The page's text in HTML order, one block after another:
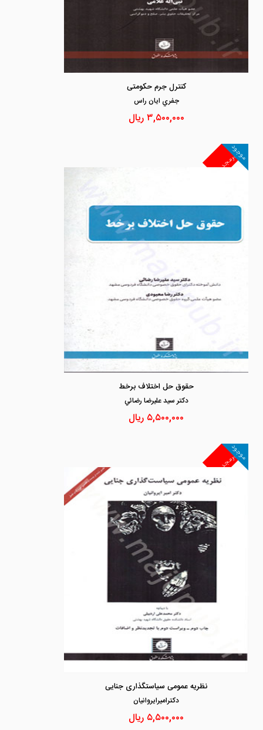
کنترل جرم حکومتی
جفري ايان راس
۳,۵۰۰,۰۰۰ریال
غیرمجد
موجود
حقوق حل اختلاف برخط
دكتر سيد عليرضا رضائي
۵,۵۰۰,۰۰۰ ریال
غیرمجد
موجود
نظریه عمومی سیاستگذاری جنایی
دكتراميرايروانيان
۵,۵۰۰,۰۰۰ ریال